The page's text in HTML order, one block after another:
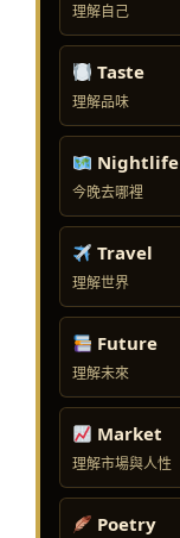
理解自己
Taste
理解品味
Nightlife
今晚去哪裡
Travel
理解世界
Future
理解未來
Market
理解市場與人性
Poetry